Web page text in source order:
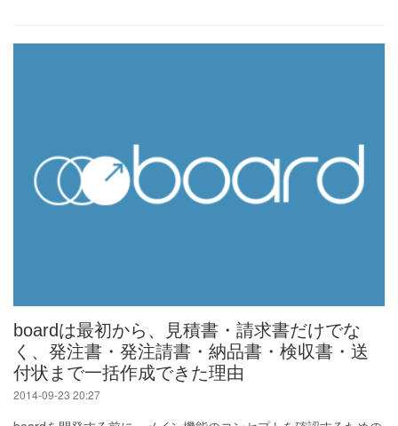
boardは最初から、見積書・請求書だけでな
く、発注書・発注請書・納品書・検収書・送
付状まで一括作成できた理由
2014-09-23 20:27